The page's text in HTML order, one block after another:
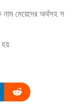
মেয়েদের অর্থসহ স
হয়